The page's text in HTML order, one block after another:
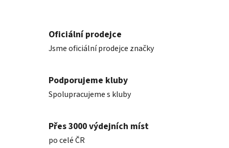
Oficiální prodejce
Jsme oficiální prodejce značky
Podporujeme kluby
Spolupracujeme s kluby
Přes 3000 výdejních míst
po celé ČR